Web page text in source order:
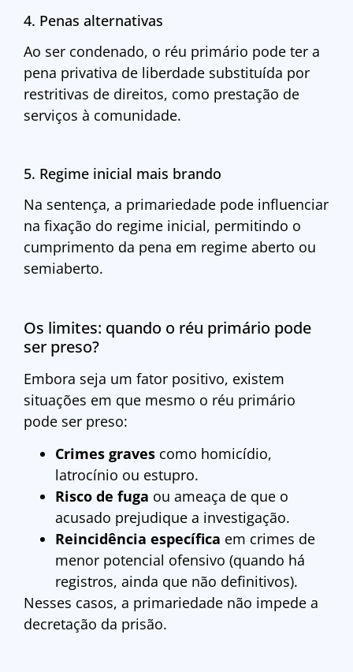
4. Penas alternativas
Ao ser condenado, o réu primário pode ter a
pena privativa de liberdade substituída por
restritivas de direitos, como prestação de
serviços à comunidade.
5. Regime inicial mais brando
Na sentença, a primariedade pode influenciar
na fixação do regime inicial, permitindo o
cumprimento da pena em regime aberto ou
semiaberto.
Os limites: quando o réu primário pode
ser preso?
Embora seja um fator positivo, existem
situações em que mesmo o réu primário
pode ser preso:
Crimes graves como homicídio,
latrocínio ou estupro.
Risco de fuga ou ameaça de que o
acusado prejudique a investigação.
Reincidência específica em crimes de
menor potencial ofensivo (quando há
registros, ainda que não definitivos).
Nesses casos, a primariedade não impede a
decretação da prisão.